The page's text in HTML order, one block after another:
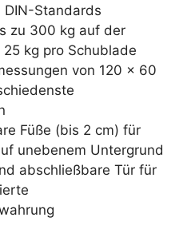
DIN-Standards
zu 300 kg auf der
kg pro Schublade
von 120 × 60
Füße (bis 2 cm) für
unebenem Untergrund
abschließbare Tür für